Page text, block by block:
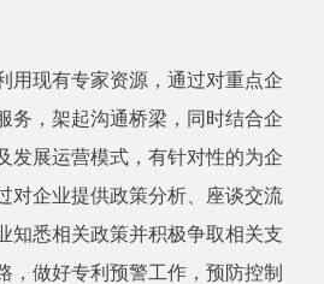
用现有专家资源，通过对重点企
务，架起沟通桥梁，同时结合企
发展运营模式，有针对性的为企
对企业提供政策分析、座谈交流
知悉相关政策并积极争取相关支
，做好专利预警工作，预防控制